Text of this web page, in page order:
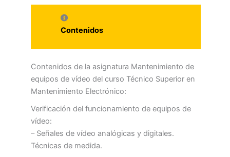
Contenidos
Contenidos de la asignatura Mantenimiento de
equipos de vídeo del curso Técnico Superior en
Mantenimiento Electrónico:
Verificación del funcionamiento de equipos de
vídeo:
– Señales de vídeo analógicas y digitales.
Técnicas de medida.